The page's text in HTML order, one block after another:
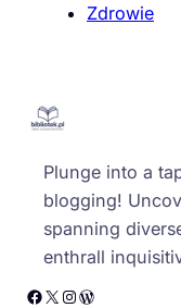
Zdrowie
Plunge into a
blogging!
spanning
enthrall
Facebook X Instagram WordPress